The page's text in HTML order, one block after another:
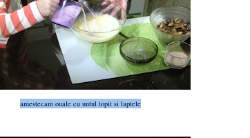
amestecam ouale cu untul topit si laptele